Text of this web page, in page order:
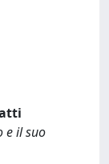
e il suo